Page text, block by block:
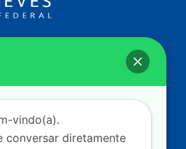
Ed. Principal, Ala C – Gabinete
vindo(a).
conversar diretamente